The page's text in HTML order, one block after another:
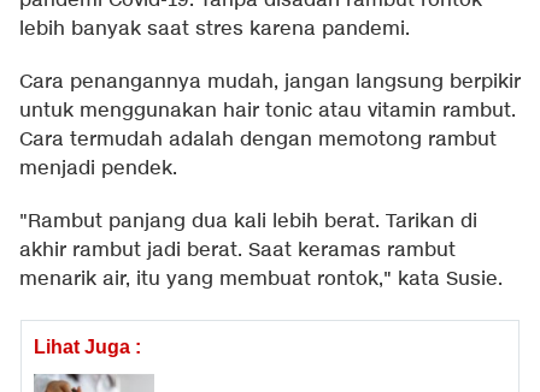
lebih banyak saat stres karena pandemi.
Cara penangannya mudah, jangan langsung berpikir
untuk menggunakan hair tonic atau vitamin rambut.
Cara termudah adalah dengan memotong rambut
menjadi pendek.
"Rambut panjang dua kali lebih berat. Tarikan di
akhir rambut jadi berat. Saat keramas rambut
menarik air, itu yang membuat rontok," kata Susie.
Lihat Juga :